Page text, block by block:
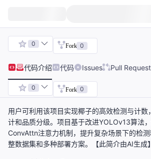
0 Fork 0
代码介绍 代码 Issues Pull
0 Fork 0
用户可利用该项目实现椰子的高效检测与计数
计和品质分级。项目基于改进YOLOv13算法
ConvAttn注意力机制，提升复杂场景下的检
整数据集和多种部署方案。【此简介由AI生成】